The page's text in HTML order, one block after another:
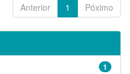
Anterior 1 Póximo
1